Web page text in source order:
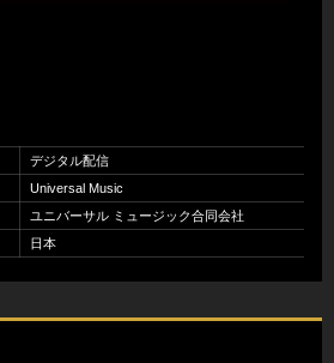
デジタル配信
Universal Music
ユニバーサル ミュージック合同会社
日本